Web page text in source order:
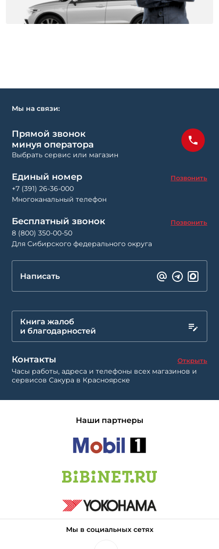
Мы на связи:
Прямой звонок
минуя оператора
Выбрать сервис или магазин
Единый номер Позвонить
+7 (391) 26-36-000
Многоканальный телефон
Бесплатный звонок Позвонить
8 (800) 350-00-50
Для Сибирского федерального округа
Написать
Книга жалоб
и благодарностей
Контакты Открыть
Часы работы, адреса и телефоны всех магазинов и
сервисов Сакура в Красноярске
Наши партнеры
Мы в социальных сетях